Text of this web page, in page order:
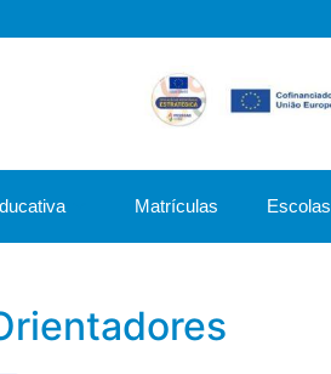
Matrículas Escolas